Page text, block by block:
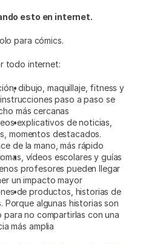
esto en internet.
para cómics.
todo internet:
dibujo, maquillaje, fitness y
paso a paso se
más cercanas
explicativos de noticias,
momentos destacados.
de la mano, más rápido
vídeos escolares y guías
profesores pueden llegar
un impacto mayor
de productos, historias de
algunas historias son
para no compartirlas con una
más amplia